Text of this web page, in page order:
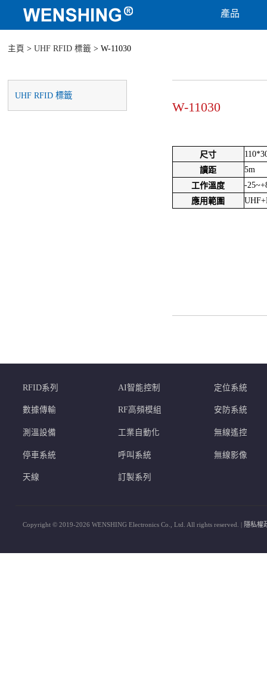
產品
主頁 > UHF RFID 標籤 > W-11030
UHF RFID 標籤
W-11030
尺寸
讀距 5m
工作溫度 -
應用範圍
RFID系列 AI智能控制 定位系統
數據傳輸 RF高頻模組 安防系統
測溫設備 工業自動化 無線遙控
停車系統 呼叫系統 無線影像
天線 訂製系列
Copyright © 2019-2026 WENSHING Electronics Co., Ltd. All rights reserved. | 隱私權